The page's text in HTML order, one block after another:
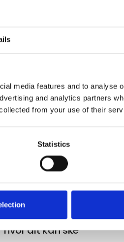
media features and to analyse
and analytics partners
from your use of their
Statistics
alle prisklasser i MCH Herning
Orsolya Bagala: “Mørket
åbnede en portal til et
hvor alt kan ske”